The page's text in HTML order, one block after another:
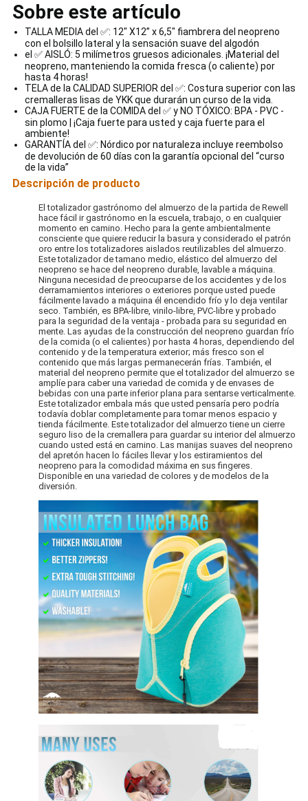
Sobre este artículo
TALLA MEDIA del ✅: 12" X12” x 6,5" fiambrera del neopreno
con el bolsillo lateral y la sensación suave del algodón
el ✅ AISLÓ: 5 milímetros gruesos adicionales. ¡Material del
neopreno, manteniendo la comida fresca (o caliente) por
hasta 4 horas!
TELA de la CALIDAD SUPERIOR del ✅: Costura superior con las
cremalleras lisas de YKK que durarán un curso de la vida.
CAJA FUERTE de la COMIDA del ✅ y NO TÓXICO: BPA - PVC -
sin plomo | ¡Caja fuerte para usted y caja fuerte para el
ambiente!
GARANTÍA del ✅: Nórdico por naturaleza incluye reembolso
de devolución de 60 días con la garantía opcional del “curso
de la vida”
Descripción de producto
El totalizador gastrónomo del almuerzo de la partida de Rewell
hace fácil ir gastrónomo en la escuela, trabajo, o en cualquier
momento en camino. Hecho para la gente ambientalmente
consciente que quiere reducir la basura y considerado el patrón
oro entre los totalizadores aislados reutilizables del almuerzo.
Este totalizador de tamano medio, elástico del almuerzo del
neopreno se hace del neopreno durable, lavable a máquina.
Ninguna necesidad de preocuparse de los accidentes y de los
derramamientos interiores o exteriores porque usted puede
fácilmente lavado a máquina él encendido frío y lo deja ventilar
seco. También, es BPA-libre, vinilo-libre, PVC-libre y probado
para la seguridad de la ventaja - probada para su seguridad en
mente. Las ayudas de la construcción del neopreno guardan frío
de la comida (o el calientes) por hasta 4 horas, dependiendo del
contenido y de la temperatura exterior; más fresco son el
contenido que más largas permanecerán frías. También, el
material del neopreno permite que el totalizador del almuerzo se
amplíe para caber una variedad de comida y de envases de
bebidas con una parte inferior plana para sentarse verticalmente.
Este totalizador embala más que usted pensaría pero podría
todavía doblar completamente para tomar menos espacio y
tienda fácilmente. Este totalizador del almuerzo tiene un cierre
seguro liso de la cremallera para guardar su interior del almuerzo
cuando usted está en camino. Las manijas suaves del neopreno
del apretón hacen lo fáciles llevar y los estiramientos del
neopreno para la comodidad máxima en sus fingeres.
Disponible en una variedad de colores y de modelos de la
diversión.